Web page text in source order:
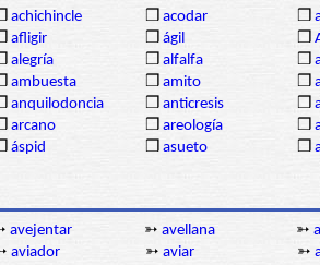
achichincle ❒ acodar ❒
afligir ❒ ágil ❒
alegría ❒ alfalfa ❒
ambuesta ❒ amito ❒
anquilodoncia ❒ anticresis ❒
arcano ❒ areología ❒
áspid ❒ asueto ❒
avejentar ➳ avellana ➳
aviador ➳ aviar ➳